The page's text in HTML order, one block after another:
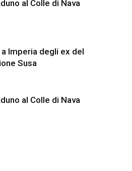
al Colle di Nava
Imperia degli ex del
Susa
al Colle di Nava